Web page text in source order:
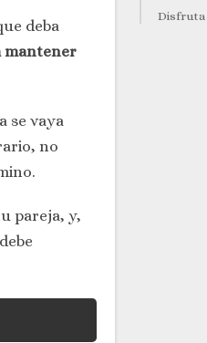
Disfruta
deba
mantener
se vaya
no
pareja, y,